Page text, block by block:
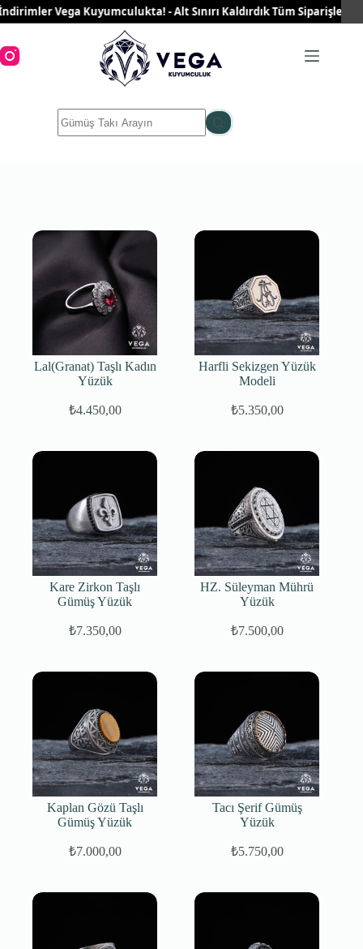
Skip
to
Vega Kuyumculukta! - Alt Sınırı Kaldırdık Tüm
results
Lal(Granat) Taşlı Kadın
Yüzük
₺4.450,00
Harfli Sekizgen Yüzük
Modeli
₺5.350,00
Kare Zirkon Taşlı
Gümüş Yüzük
₺7.350,00
HZ. Süleyman Mührü
Yüzük
₺7.500,00
Kaplan Gözü Taşlı
Gümüş Yüzük
₺7.000,00
Tacı Şerif Gümüş
Yüzük
₺5.750,00